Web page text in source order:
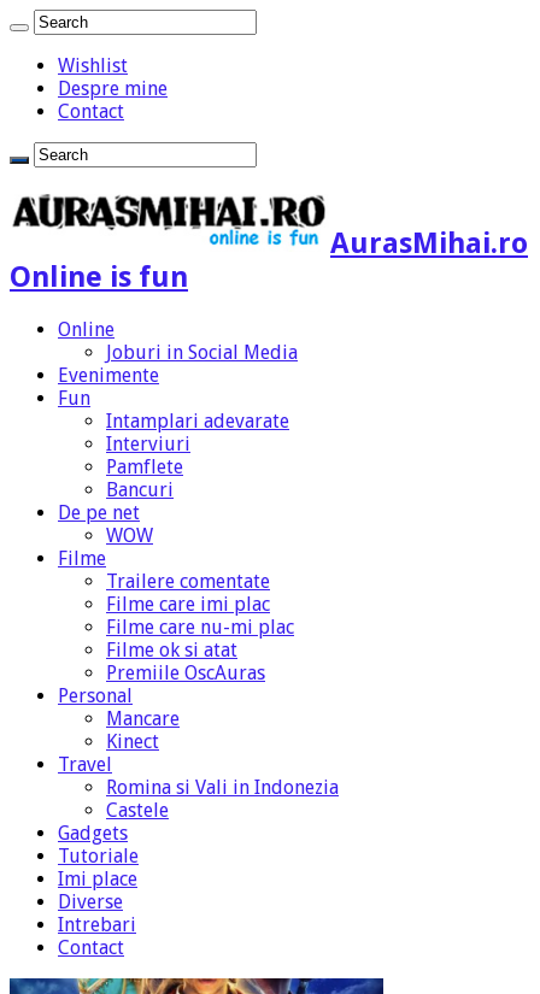
Wishlist
Despre mine
Contact
AurasMihai.ro
Online is fun
Online
Joburi in Social Media
Evenimente
Fun
Intamplari adevarate
Interviuri
Pamflete
Bancuri
De pe net
WOW
Filme
Trailere comentate
Filme care imi plac
Filme care nu-mi plac
Filme ok si atat
Premiile OscAuras
Personal
Mancare
Kinect
Travel
Romina si Vali in Indonezia
Castele
Gadgets
Tutoriale
Imi place
Diverse
Intrebari
Contact